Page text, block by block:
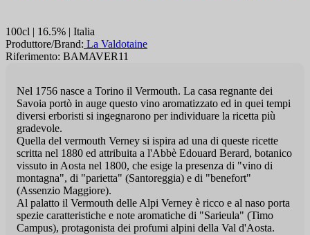
100cl | 16.5% | Italia
Produttore/Brand: La Valdotaine
Riferimento: BAMAVER11
Nel 1756 nasce a Torino il Vermouth. La casa regnante dei
Savoia portò in auge questo vino aromatizzato ed in quei tempi
diversi erboristi si ingegnarono per individuare la ricetta più
gradevole.
Quella del vermouth Verney si ispira ad una di queste ricette
scritta nel 1880 ed attribuita a l'Abbè Edouard Berard, botanico
vissuto in Aosta nel 1800, che esige la presenza di "vino di
montagna", di "parietta" (Santoreggia) e di "benefort"
(Assenzio Maggiore).
Al palatto il Vermouth delle Alpi Verney è ricco e al naso porta
spezie caratteristiche e note aromatiche di "Sarieula" (Timo
Campus), protagonista dei profumi alpini della Val d'Aosta.